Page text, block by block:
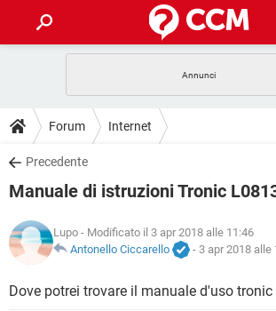
INTRATTENIMENTO
iOS
INSTAGRAM WHATSAPP
TIKTOK
HARDWARE
GUIDE
COVID-19
INSTAGRAM WHATSAPP
HARDWARE
DOWNLOAD
COVID-19 GAMING
INTRATTENIMENTO
iOS WINDOWS
INSTAGRAM WHATSAPP
COVID-19 GAMING
iOS WINDOWS
GLOSSARIO
Forum Internet
Precedente
Manuale di istruzioni Tronic
Lupo - Modificato il 3 apr 2018 alle 11:46
Antonello Ciccarello
- 3 apr 2018 alle
Dove potrei trovare il manuale d'uso